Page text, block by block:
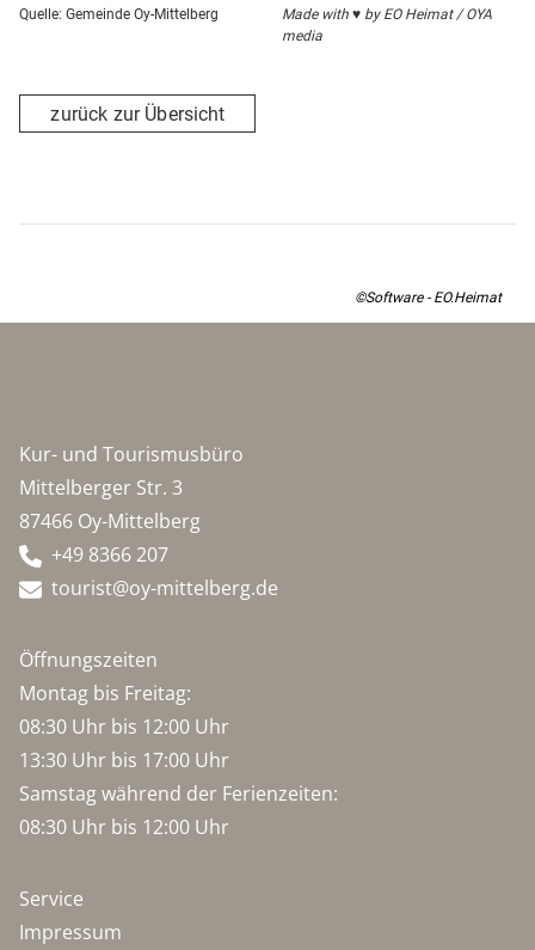
Quelle: Gemeinde Oy-Mittelberg
Made with ♥ by EO Heimat / OYA
media
zurück zur Übersicht
©Software - EO.Heimat
Kur- und Tourismusbüro
Mittelberger Str. 3
87466 Oy-Mittelberg
+49 8366 207
tourist@oy-mittelberg.de
Öffnungszeiten
Montag bis Freitag:
08:30 Uhr bis 12:00 Uhr
13:30 Uhr bis 17:00 Uhr
Samstag während der Ferienzeiten:
08:30 Uhr bis 12:00 Uhr
Service
Impressum